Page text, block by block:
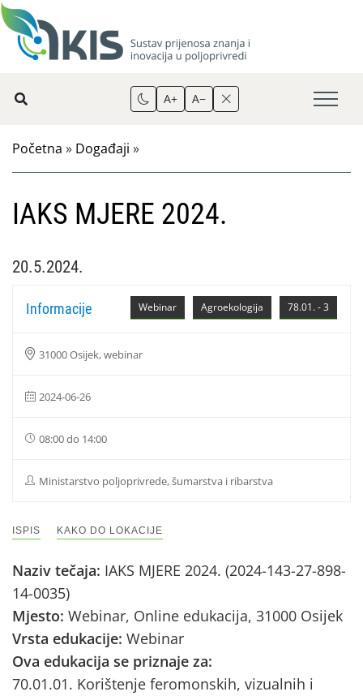
A+ A−
Početna » Događaji »
IAKS MJERE 2024.
20.5.2024.
78.01. - 3
Agroekologija
Webinar
Informacije
31000 Osijek, webinar
2024-06-26
08:00 do 14:00
Ministarstvo poljoprivrede, šumarstva i ribarstva
ISPIS KAKO DO LOKACIJE
Naziv tečaja: IAKS MJERE 2024. (2024-143-27-898-
14-0035)
Mjesto: Webinar, Online edukacija, 31000 Osijek
Vrsta edukacije: Webinar
Ova edukacija se priznaje za:
70.01.01. Korištenje feromonskih, vizualnih i